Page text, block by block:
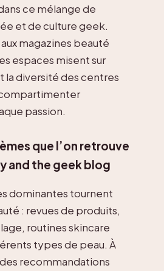
ce mélange de
et de culture geek.
magazines beauté
espaces misent sur
la diversité des centres
passion.
que l’on retrouve
and the geek blog
dominantes tournent
: revues de produits,
routines skincare
types de peau. À
recommandations